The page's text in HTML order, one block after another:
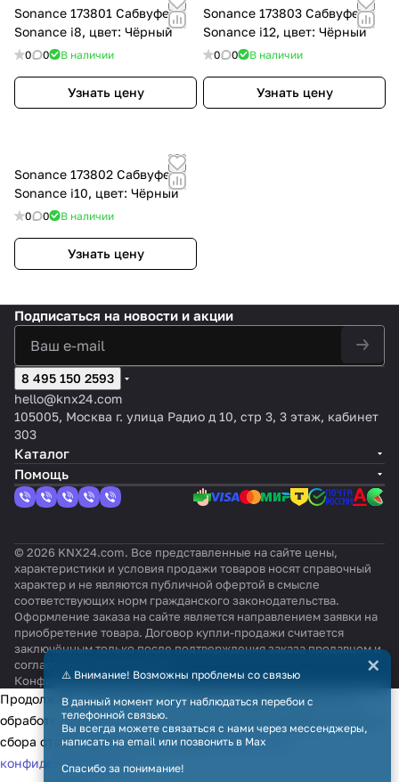
Sonance 173801 Сабвуфер
Sonance i8, цвет: Чёрный
0 0 В наличии
Узнать цену
Sonance 173803 Сабвуфер
Sonance i12, цвет: Чёрный
0 0 В наличии
Узнать цену
Sonance 173802 Сабвуфер
Sonance i10, цвет: Чёрный
0 0 В наличии
Узнать цену
Подписаться на новости и акции
8 495 150 2593
hello@knx24.com
105005, Москва г. улица Радио д 10, стр 3, 3 этаж, кабинет
303
Каталог
Помощь
© 2026 KNX24.com. Все представленные на сайте цены,
характеристики и условия продажи товаров носят справочный
характер и не являются публичной офертой в смысле
соответствующих норм гражданского законодательства.
Оформление заказа на сайте является направлением заявки на
приобретение товара. Договор купли-продажи считается
заключённым только после подтверждения заказа продавцом и
согласования всех условий.
КонфиденциальностьОферта
⚠️ Внимание! Возможны проблемы со связью
В данный момент могут наблюдаться перебои с
телефонной связью.
Вы всегда можете связаться с нами через мессенджеры,
написать на email или позвонить в Max
Спасибо за понимание!
×
Продолжая использовать наш сайт, вы даёте согласие на
обработку файлов cookie в целях функционирования сайта и
сбора статистики в соответствии сполитикой
конфиденциальности